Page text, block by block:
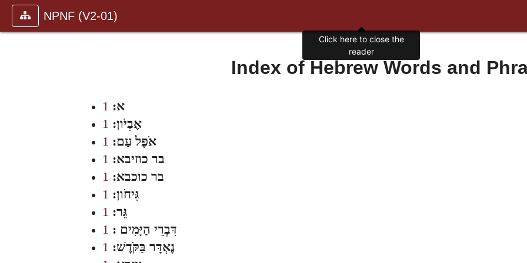
NPNF (V2-01)
Index of Hebrew Words and
א: 1
אֶבְיֹון: 1
אֹפֶל עַם: 1
בר כוזיבא: 1
בר כוכבא: 1
גִּיחֹון: 1
גֵּר: 1
דִּבְרֵי הַיָּמִים : 1
נֶאְדָּר בַּקֹּדֶשׁ: 1
Click here to close the
reader